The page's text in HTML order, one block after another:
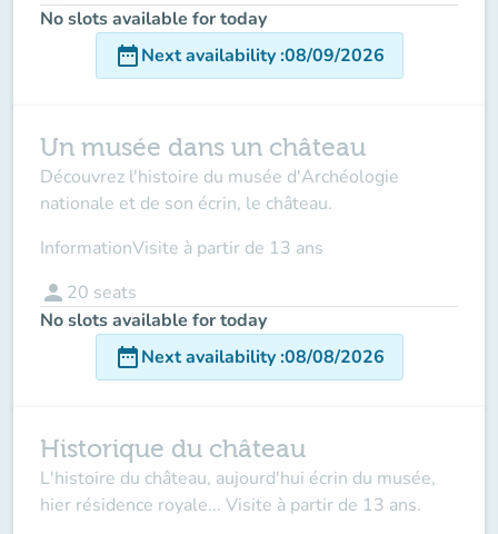
No slots available for today
date_rangeNext availability:08/09/2026
Un musée dans un château
Découvrez l'histoire du musée d'Archéologie
nationale et de son écrin, le château.
InformationVisite à partir de 13 ans
person 20 seats
No slots available for today
date_rangeNext availability:08/08/2026
Historique du château
L'histoire du château, aujourd'hui écrin du musée,
hier résidence royale... Visite à partir de 13 ans.